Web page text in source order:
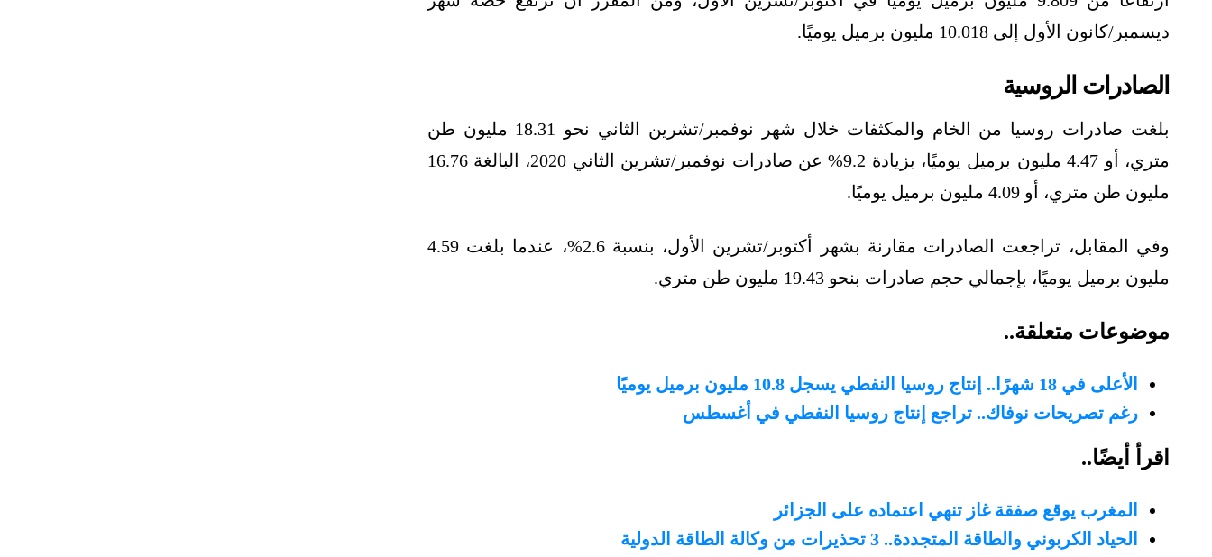
ديسمبر/كانون الأول إلى 10.018 مليون برميل يوميًا.
الصادرات الروسية
بلغت صادرات روسيا من الخام والمكثفات خلال شهر نوفمبر/تشرين الثاني نحو 18.31 مليون طن
متري، أو 4.47 مليون برميل يوميًا، بزيادة 9.2% عن صادرات نوفمبر/تشرين الثاني 2020، البالغة 16.76
مليون طن متري، أو 4.09 مليون برميل يوميًا.
وفي المقابل، تراجعت الصادرات مقارنة بشهر أكتوبر/تشرين الأول، بنسبة 2.6%، عندما بلغت 4.59
مليون برميل يوميًا، بإجمالي حجم صادرات بنحو 19.43 مليون طن متري.
موضوعات متعلقة..
الأعلى في 18 شهرًا.. إنتاج روسيا النفطي يسجل 10.8 مليون برميل يوميًا
رغم تصريحات نوفاك.. تراجع إنتاج روسيا النفطي في أغسطس
اقرأ أيضًا..
المغرب يوقع صفقة غاز تنهي اعتماده على الجزائر
الحياد الكربوني والطاقة المتجددة.. 3 تحذيرات من وكالة الطاقة الدولية